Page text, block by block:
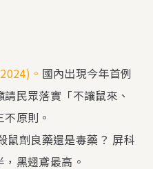
。 國內出現今年首例
民眾落實「不讓鼠來、
原則。
鼠劑良藥還是毒藥？ 屏科
黑翅鳶最高。